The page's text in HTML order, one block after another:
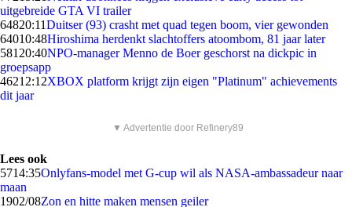
uitgebreide GTA VI trailer
64820:11Duitser (93) crasht met quad tegen boom, vier gewonden
64010:48Hiroshima herdenkt slachtoffers atoombom, 81 jaar later
581 20:40NPO-manager Menno de Boer geschorst na dickpic in
groepsapp
46212:12XBOX platform krijgt zijn eigen "Platinum" achievements
dit jaar
▼ Advertentie door Refinery89
Lees ook
5714:35Onlyfans-model met G-cup wil als NASA-ambassadeur naar
maan
1902/08Zon en hitte maken mensen geiler